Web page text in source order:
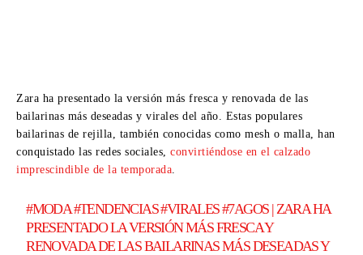
Zara ha presentado la versión más fresca y renovada de las
bailarinas más deseadas y virales del año. Estas populares
bailarinas de rejilla, también conocidas como mesh o malla, han
conquistado las redes sociales, convirtiéndose en el calzado
imprescindible de la temporada
#MODA#TENDENCIAS#VIRALES#7AGOS| ZARA HA
PRESENTADO LA VERSIÓN MÁS FRESCA Y
RENOVADA DE LAS BAILARINAS MÁS DESEADAS Y